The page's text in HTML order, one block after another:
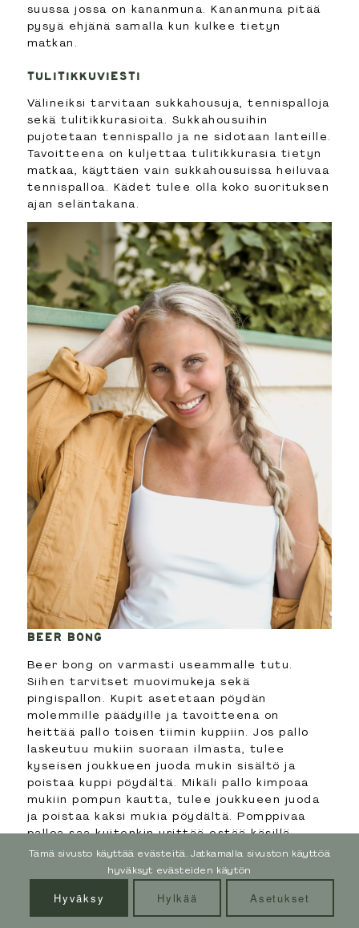
suussa jossa on kananmuna. Kananmuna pitää
pysyä ehjänä samalla kun kulkee tietyn
matkan.
TULITIKKUVIESTI
Välineiksi tarvitaan sukkahousuja, tennispalloja
sekä tulitikkurasioita. Sukkahousuihin
pujotetaan tennispallo ja ne sidotaan lanteille.
Tavoitteena on kuljettaa tulitikkurasia tietyn
matkaa, käyttäen vain sukkahousuissa heiluvaa
tennispalloa. Kädet tulee olla koko suorituksen
ajan seläntakana.
BEER BONG
Beer bong on varmasti useammalle tutu.
Siihen tarvitset muovimukeja sekä
pingispallon. Kupit asetetaan pöydän
molemmille päädyille ja tavoitteena on
heittää pallo toisen tiimin kuppiin. Jos pallo
laskeutuu mukiin suoraan ilmasta, tulee
kyseisen joukkueen juoda mukin sisältö ja
poistaa kuppi pöydältä. Mikäli pallo kimpoaa
mukiin pompun kautta, tulee joukkueen juoda
ja poistaa kaksi mukia pöydältä. Pomppivaa
palloa saa kuitenkin yrittää estää käsillä.
Hävinnyt joukkue on se kenen mukeja ei ole
enää pöydällä.
BILEBINGO
LINKIT
Etusivu
Esittely
Yhteistyö
Palvelut
Verkkovalmennukset
Kauppa
Blogi
Ota yhteyttä
Tietosuojaseloste
SEURAA MUA SOMESSA
Tämä sivusto käyttää evästeitä. Jatkamalla sivuston käyttöä
hyväksyt evästeiden käytön
Hyväksy Hylkää Asetukset